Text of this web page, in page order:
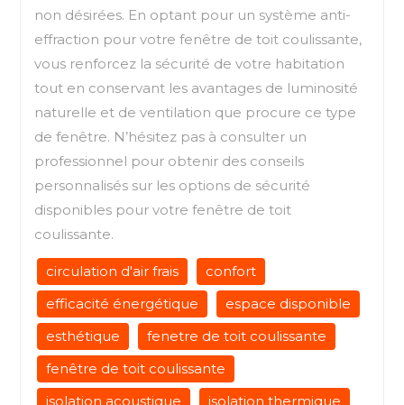
non désirées. En optant pour un système anti-
effraction pour votre fenêtre de toit coulissante,
vous renforcez la sécurité de votre habitation
tout en conservant les avantages de luminosité
naturelle et de ventilation que procure ce type
de fenêtre. N’hésitez pas à consulter un
professionnel pour obtenir des conseils
personnalisés sur les options de sécurité
disponibles pour votre fenêtre de toit
coulissante.
circulation d'air frais
confort
efficacité énergétique
espace disponible
esthétique
fenetre de toit coulissante
fenêtre de toit coulissante
isolation acoustique
isolation thermique